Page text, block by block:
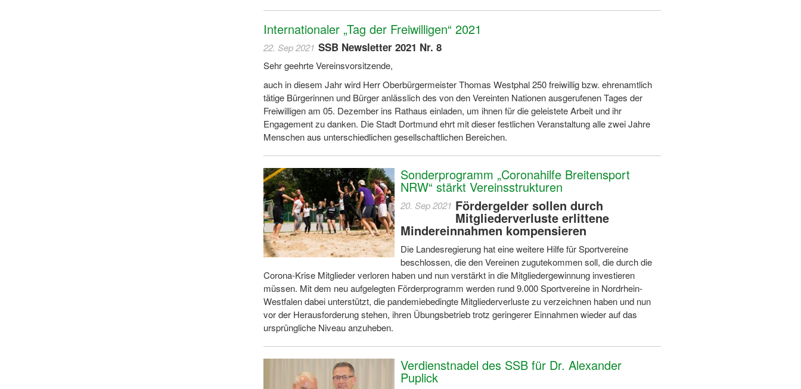
Internationaler „Tag der Freiwilligen“ 2021
22. Sep 2021 SSB Newsletter 2021 Nr. 8
Sehr geehrte Vereinsvorsitzende,
auch in diesem Jahr wird Herr Oberbürgermeister Thomas Westphal 250 freiwillig bzw. ehrenamtlich
tätige Bürgerinnen und Bürger anlässlich des von den Vereinten Nationen ausgerufenen Tages der
Freiwilligen am 05. Dezember ins Rathaus einladen, um ihnen für die geleistete Arbeit und ihr
Engagement zu danken. Die Stadt Dortmund ehrt mit dieser festlichen Veranstaltung alle zwei Jahre
Menschen aus unterschiedlichen gesellschaftlichen Bereichen.
Sonderprogramm „Coronahilfe Breitensport
NRW“ stärkt Vereinsstrukturen
20. Sep 2021 Fördergelder sollen durch
Mitgliederverluste erlittene
Mindereinnahmen kompensieren
Die Landesregierung hat eine weitere Hilfe für Sportvereine
beschlossen, die den Vereinen zugutekommen soll, die durch die
Corona-Krise Mitglieder verloren haben und nun verstärkt in die Mitgliedergewinnung investieren
müssen. Mit dem neu aufgelegten Förderprogramm werden rund 9.000 Sportvereine in Nordrhein-
Westfalen dabei unterstützt, die pandemiebedingte Mitgliederverluste zu verzeichnen haben und nun
vor der Herausforderung stehen, ihren Übungsbetrieb trotz geringerer Einnahmen wieder auf das
ursprüngliche Niveau anzuheben.
Verdienstnadel des SSB für Dr. Alexander
Puplick